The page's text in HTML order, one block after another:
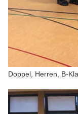
Doppel, Herren, B-